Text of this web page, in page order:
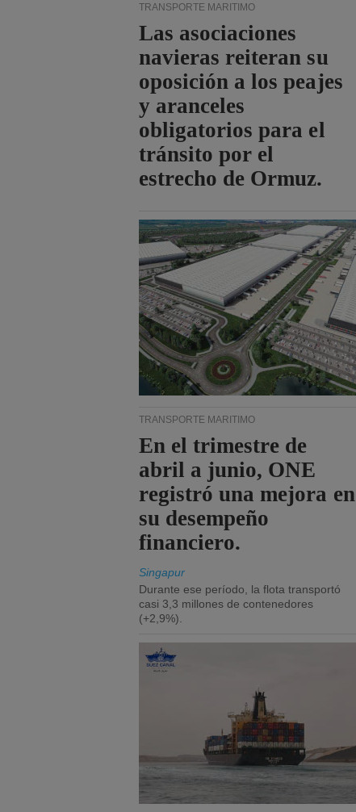
TRANSPORTE MARÍTIMO
Las asociaciones
navieras reiteran su
oposición a los peajes
y aranceles
obligatorios para el
tránsito por el
estrecho de Ormuz.
TRANSPORTE MARÍTIMO
En el trimestre de
abril a junio, ONE
registró una mejora en
su desempeño
financiero.
Singapur
Durante ese período, la flota transportó
casi 3,3 millones de contenedores
(+2,9%).